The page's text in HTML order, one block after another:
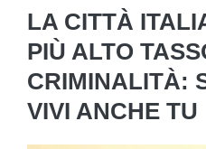
LA CITTÀ
PIÙ ALTO
CRIMINALITÀ:
VIVI ANCHE TU